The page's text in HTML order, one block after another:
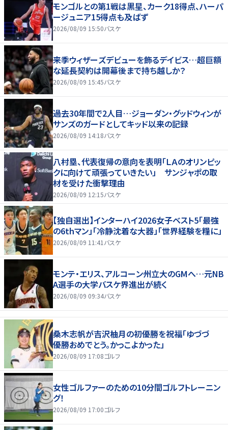
モンゴルとの第1戦は黒星、カーク18得点、ハーパ
ージュニア15得点も及ばず
2026/08/09 15:50バスケ
来季ウィザーズデビューを飾るデイビス…超巨額
な延長契約は開幕後まで持ち越しか？
2026/08/09 15:45バスケ
過去30年間で2人目…ジョーダン・グッドウィンが
サンズのガードとしてキッド以来の記録
2026/08/09 14:18バスケ
八村塁、代表復帰の意向を表明「ＬＡのオリンピッ
クに向けて頑張っていきたい」 サンジャポの取
材を受けた衝撃理由
2026/08/09 12:15バスケ
【独自選出】インターハイ2026女子ベスト5「最強
の6thマン」「冷静沈着な大器」「世界経験を糧に」
2026/08/09 11:41 バスケ
モンテ・エリス、アルコーン州立大のGMへ…元NB
A選手の大学バスケ界進出が続く
2026/08/09 09:34バスケ
桑木志帆が吉沢柚月の初優勝を祝福「ゆづづ
優勝おめでとう。かっこよかった」
2026/08/09 17:08ゴルフ
女性ゴルファーのための10分間ゴルフトレーニン
グ！
2026/08/09 17:00ゴルフ